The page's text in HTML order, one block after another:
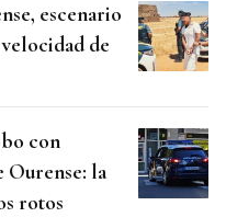
escenario
de
con
Ourense: la
rotos